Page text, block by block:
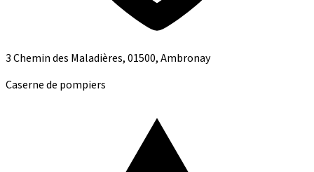
3 Chemin des Maladières, 01500, Ambronay
Caserne de pompiers